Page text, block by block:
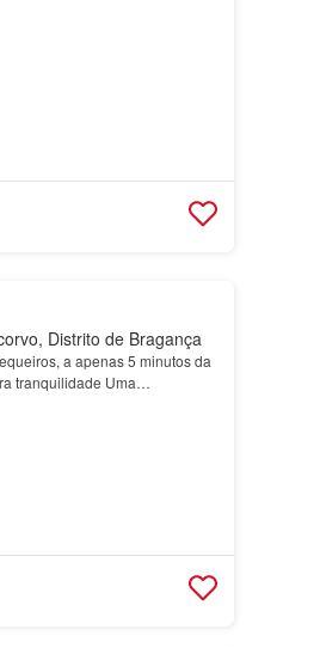
Distrito de Bragança
a apenas 5 minutos da
tranquilidade Uma